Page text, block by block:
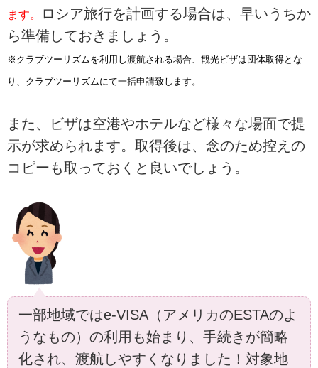
ます。
ロシア旅行を計画する場合は、早いうちか
ら準備しておきましょう。
※クラブツーリズムを利用し渡航される場合、観光ビザは団体取得とな
り、クラブツーリズムにて一括申請致します。
また、ビザは空港やホテルなど様々な場面で提
示が求められます。取得後は、念のため控えの
コピーも取っておくと良いでしょう。
一部地域ではe-VISA（アメリカのESTAのよ
うなもの）の利用も始まり、手続きが簡略
化され、渡航しやすくなりました！対象地